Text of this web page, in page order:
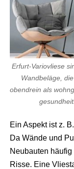
Erfurt-Variovliese
Wandbeläge,
obendrein als
Ein Aspekt ist z.
Da Wände und
Neubauten
Risse. Eine